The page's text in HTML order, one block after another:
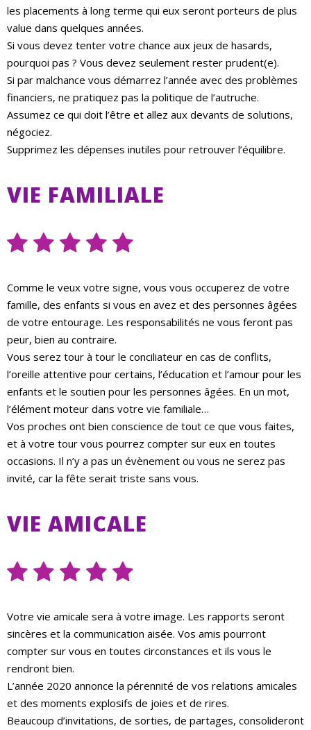
les placements à long terme qui eux seront porteurs de plus
value dans quelques années.
Si vous devez tenter votre chance aux jeux de hasards,
pourquoi pas ? Vous devez seulement rester prudent(e).
Si par malchance vous démarrez l’année avec des problèmes
financiers, ne pratiquez pas la politique de l’autruche.
Assumez ce qui doit l’être et allez aux devants de solutions,
négociez.
Supprimez les dépenses inutiles pour retrouver l’équilibre.
VIE FAMILIALE
Comme le veux votre signe, vous vous occuperez de votre
famille, des enfants si vous en avez et des personnes âgées
de votre entourage. Les responsabilités ne vous feront pas
peur, bien au contraire.
Vous serez tour à tour le conciliateur en cas de conflits,
l’oreille attentive pour certains, l’éducation et l’amour pour les
enfants et le soutien pour les personnes âgées. En un mot,
l’élément moteur dans votre vie familiale…
Vos proches ont bien conscience de tout ce que vous faites,
et à votre tour vous pourrez compter sur eux en toutes
occasions. Il n’y a pas un évènement ou vous ne serez pas
invité, car la fête serait triste sans vous.
VIE AMICALE
Votre vie amicale sera à votre image. Les rapports seront
sincères et la communication aisée. Vos amis pourront
compter sur vous en toutes circonstances et ils vous le
rendront bien.
L’année 2020 annonce la pérennité de vos relations amicales
et des moments explosifs de joies et de rires.
Beaucoup d’invitations, de sorties, de partages, consolideront